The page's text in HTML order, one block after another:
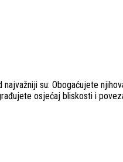
su: Obogaćujete
osjećaj bliskosti i